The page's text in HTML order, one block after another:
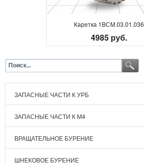
Каретка 1ВСМ.03.01.036
4985 руб.
ЗАПАСНЫЕ ЧАСТИ К УРБ
ЗАПАСНЫЕ ЧАСТИ К М4
ВРАЩАТЕЛЬНОЕ БУРЕНИЕ
ШНЕКОВОЕ БУРЕНИЕ